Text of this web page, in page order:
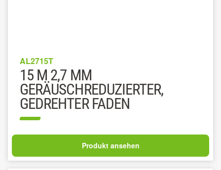
AL2715T
15 M 2,7 MM
GERÄUSCHREDUZIERTER,
GEDREHTER FADEN
Produkt ansehen